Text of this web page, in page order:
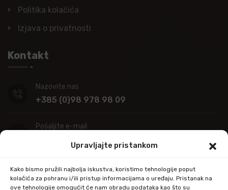
Upravljajte pristankom
Kako bismo pružili najbolja iskustva, koristimo tehnologije poput
kolačića za pohranu i/ili pristup informacijama o uređaju. Pristanak na
ove tehnologije omogućit će nam obradu podataka kao što su
Politika kolačića
Izjava o privatnosti
Kontakt
Nazovite nas
+385 (0)98 978 98 09
Pošaljite e-mail
Adresa
Industrijska ulica 39,